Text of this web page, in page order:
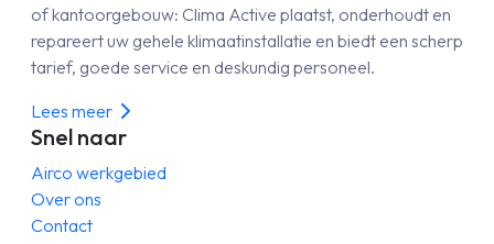
of kantoorgebouw: Clima Active plaatst, onderhoudt en
repareert uw gehele klimaatinstallatie en biedt een scherp
tarief, goede service en deskundig personeel.
Lees meer
Snel naar
Airco werkgebied
Over ons
Contact